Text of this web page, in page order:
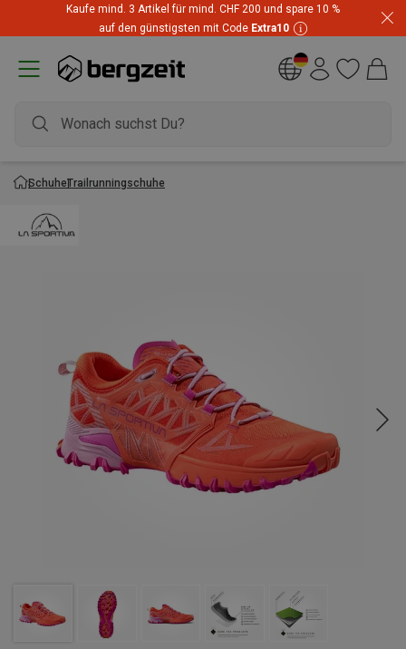
Kaufe mind. 3 Artikel für mind. CHF 200 und spare 10 %
auf den günstigsten mit Code Extra10
SchuheTrailrunningschuhe